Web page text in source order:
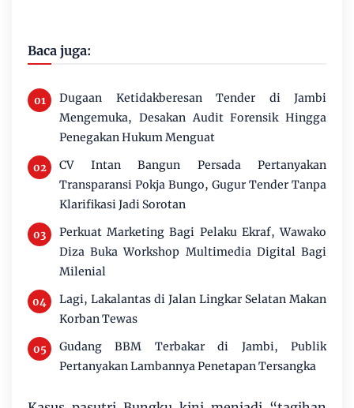
Baca juga:
Dugaan Ketidakberesan Tender di Jambi
Mengemuka, Desakan Audit Forensik Hingga
Penegakan Hukum Menguat
CV Intan Bangun Persada Pertanyakan
Transparansi Pokja Bungo, Gugur Tender Tanpa
Klarifikasi Jadi Sorotan
Perkuat Marketing Bagi Pelaku Ekraf, Wawako
Diza Buka Workshop Multimedia Digital Bagi
Milenial
Lagi, Lakalantas di Jalan Lingkar Selatan Makan
Korban Tewas
Gudang BBM Terbakar di Jambi, Publik
Pertanyakan Lambannya Penetapan Tersangka